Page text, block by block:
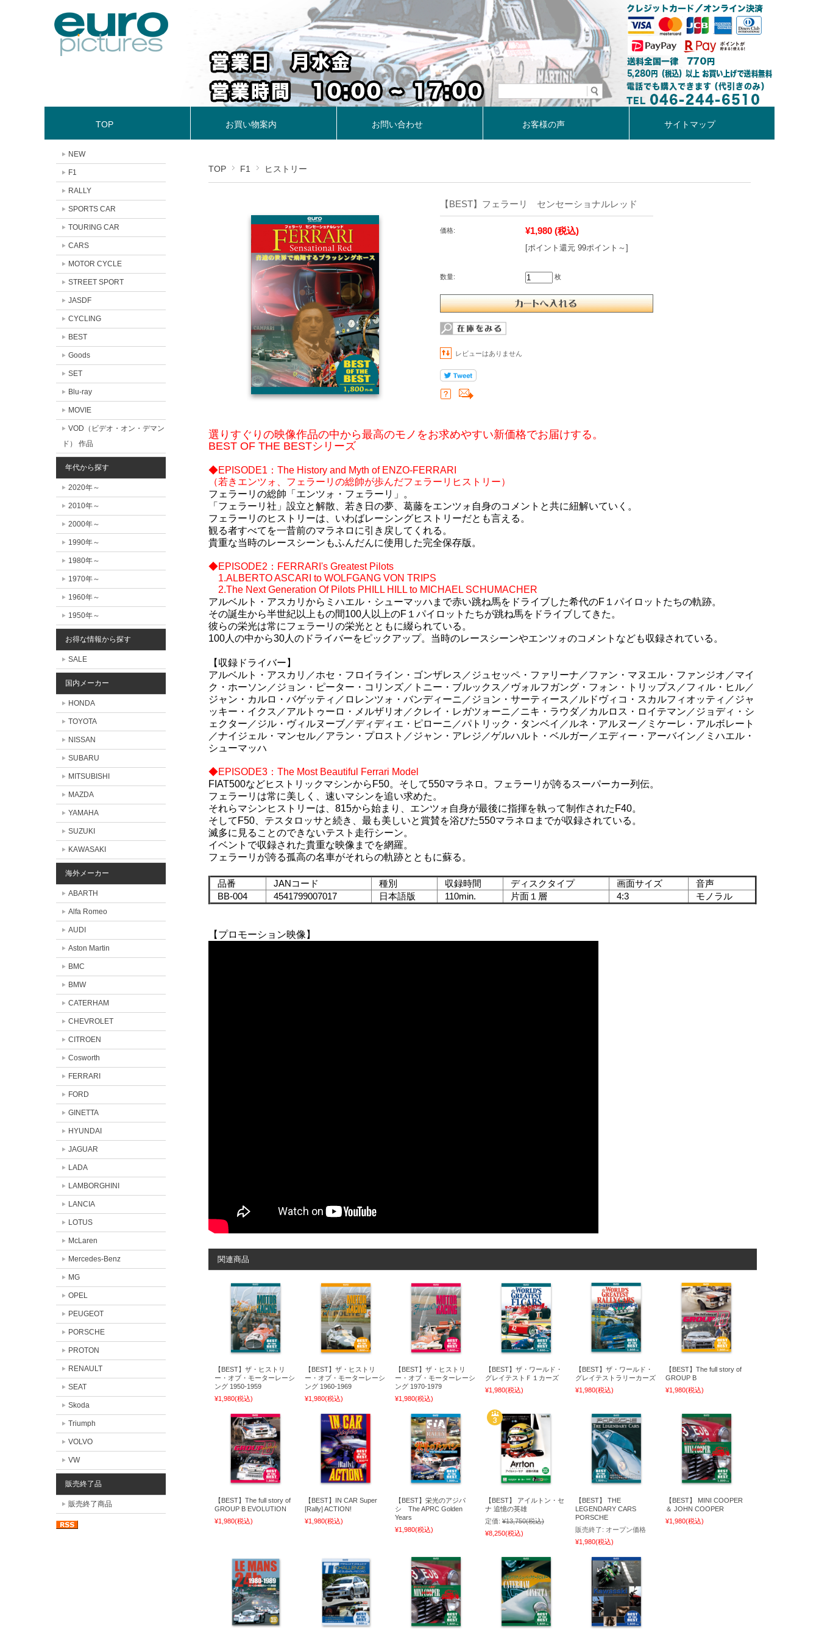
TOP お買い物案内 お問い合わせ お客様の声 サイトマップ
TOP F1 ヒストリー
【BEST】フェラーリ センセーショナルレッド
価格: ¥1,980 (税込)
[ポイント還元 99ポイント～]
数量: 枚
レビューはありません
選りすぐりの映像作品の中から最高のモノをお求めやすい新価格でお届けする。
BEST OF THE BESTシリーズ
◆EPISODE1：The History and Myth of ENZO-FERRARI
（若きエンツォ、フェラーリの総帥が歩んだフェラーリヒストリー）
フェラーリの総帥「エンツォ・フェラーリ」。
「フェラーリ社」設立と解散、若き日の夢、葛藤をエンツォ自身のコメントと共に紐解いていく。
フェラーリのヒストリーは、いわばレーシングヒストリーだとも言える。
観る者すべてを一昔前のマラネロに引き戻してくれる。
貴重な当時のレースシーンもふんだんに使用した完全保存版。
◆EPISODE2：FERRARI's Greatest Pilots
1.ALBERTO ASCARI to WOLFGANG VON TRIPS
2.The Next Generation Of Pilots PHILL HILL to MICHAEL SCHUMACHER
アルベルト・アスカリからミハエル・シューマッハまで赤い跳ね馬をドライブした希代のF１パイロットたちの軌跡。
その誕生から半世紀以上もの間100人以上のF１パイロットたちが跳ね馬をドライブしてきた。
彼らの栄光は常にフェラーリの栄光とともに綴られている。
100人の中から30人のドライバーをピックアップ。当時のレースシーンやエンツォのコメントなども収録されている。
【収録ドライバー】
アルベルト・アスカリ／ホセ・フロイライン・ゴンザレス／ジュセッペ・ファリーナ／ファン・マヌエル・ファンジオ／マイ
ク・ホーソン／ジョン・ピーター・コリンズ／トニー・ブルックス／ヴォルフガング・フォン・トリップス／フィル・ヒル／
ジャン・カルロ・バゲッティ／ロレンツォ・バンディーニ／ジョン・サーティース／ルドヴィコ・スカルフィオッティ／ジャ
ッキー・イクス／アルトゥーロ・メルザリオ／クレイ・レガツォーニ／ニキ・ラウダ／カルロス・ロイテマン／ジョディ・シ
ェクター／ジル・ヴィルヌーブ／ディディエ・ピローニ／パトリック・タンベイ／ルネ・アルヌー／ミケーレ・アルボレート
／ナイジェル・マンセル／アラン・プロスト／ジャン・アレジ／ゲルハルト・ベルガー／エディー・アーバイン／ミハエル・
シューマッハ
◆EPISODE3：The Most Beautiful Ferrari Model
FIAT500などヒストリックマシンからF50。そして550マラネロ。フェラーリが誇るスーパーカー列伝。
フェラーリは常に美しく、速いマシンを追い求めた。
それらマシンヒストリーは、815から始まり、エンツォ自身が最後に指揮を執って制作されたF40。
そしてF50、テスタロッサと続き、最も美しいと賞賛を浴びた550マラネロまでが収録されている。
滅多に見ることのできないテスト走行シーン。
イベントで収録された貴重な映像までを網羅。
フェラーリが誇る孤高の名車がそれらの軌跡とともに蘇る。
品番 JANコード 種別 収録時間 ディスクタイプ 画面サイズ
音声
BB-004
4541799007017 日本語版 110min. 片面１層 4:3 モノラル
【プロモーション映像】
関連商品
【BEST】ザ・ヒストリ
ー・オブ・モーターレーシ
ング 1950-1959
¥1,980(税込)
【BEST】ザ・ヒストリ
ー・オブ・モーターレーシ
ング 1960-1969
¥1,980(税込)
【BEST】ザ・ヒストリ
ー・オブ・モーターレーシ
ング 1970-1979
¥1,980(税込)
【BEST】ザ・ワールド・
グレイテストＦ１カーズ
¥1,980(税込)
【BEST】ザ・ワールド・
グレイテストラリーカーズ
¥1,980(税込)
【BEST】The full story of
GROUP B
¥1,980(税込)
【BEST】The full story of
GROUP B EVOLUTION
¥1,980(税込)
【BEST】IN CAR Super
[Rally] ACTION!
¥1,980(税込)
【BEST】栄光のアジパ
シ The APRC Golden
Years
¥1,980(税込)
【BEST】 アイルトン・セ
ナ 追憶の英雄
定価: ¥13,750(税込)
¥8,250(税込)
【BEST】 THE
LEGENDARY CARS
PORSCHE
販売終了: オープン価格
¥1,980(税込)
【BEST】 MINI COOPER
＆ JOHN COOPER
¥1,980(税込)
NEW
F1
RALLY
SPORTS CAR
TOURING CAR
CARS
MOTOR CYCLE
STREET SPORT
JASDF
CYCLING
BEST
Goods
SET
Blu-ray
MOVIE
VOD（ビデオ・オン・デマン
ド） 作品
年代から探す
2020年～
2010年～
2000年～
1990年～
1980年～
1970年～
1960年～
1950年～
お得な情報から探す
SALE
国内メーカー
HONDA
TOYOTA
NISSAN
SUBARU
MITSUBISHI
MAZDA
YAMAHA
SUZUKI
KAWASAKI
海外メーカー
ABARTH
Alfa Romeo
AUDI
Aston Martin
BMC
BMW
CATERHAM
CHEVROLET
CITROEN
Cosworth
FERRARI
FORD
GINETTA
HYUNDAI
JAGUAR
LADA
LAMBORGHINI
LANCIA
LOTUS
McLaren
Mercedes-Benz
MG
OPEL
PEUGEOT
PORSCHE
PROTON
RENAULT
SEAT
Skoda
Triumph
VOLVO
VW
販売終了品
販売終了商品